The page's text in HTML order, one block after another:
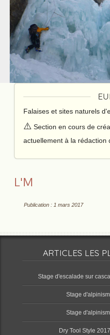
Falaises et sites naturels
⚠️ Section en cours de
actuellement à la rédaction
L'M
Publication : 1 mars 2017
ARTICLES LES
Stage d'escalade sur
Stage
Stage
Dry Tool Style